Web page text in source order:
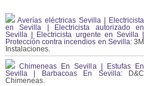
Averías eléctricas Sevilla | Electricista
en Sevilla | Electricista autorizado en
Sevilla | Electricista urgente en Sevilla |
Protección contra incendios en Sevilla:3M
Instalaciones.
Chimeneas En Sevilla | Estufas En
Sevilla | Barbacoas En Sevilla:D&C
Chimeneas.